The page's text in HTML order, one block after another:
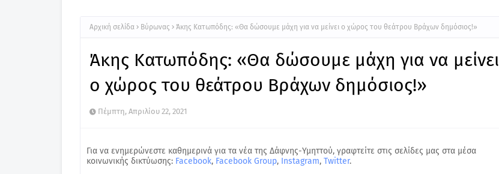
Αρχική σελίδα Βύρωνας Άκης Κατωπόδης: «Θα δώσουμε μάχη για να μείνει ο χώρος του θεάτρου Βράχων δημόσιος!»
Άκης Κατωπόδης: «Θα δώσουμε μάχη για να μείνει
ο χώρος του θεάτρου Βράχων δημόσιος!»
Πέμπτη, Απριλίου 22, 2021
Για να ενημερώνεστε καθημερινά για τα νέα της Δάφνης-Υμηττού, γραφτείτε στις σελίδες μας στα μέσα
κοινωνικής δικτύωσης: Facebook, Facebook Group, Instagram, Twitter.